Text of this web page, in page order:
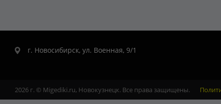
г. Новосибирск, ул. Военная, 9/1
2026 г. © Migediki.ru, Новокузнецк. Все права защищены.